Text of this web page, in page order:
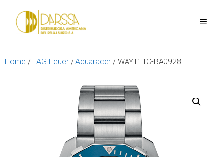
Home / TAG Heuer / Aquaracer / WAY111C-BA0928